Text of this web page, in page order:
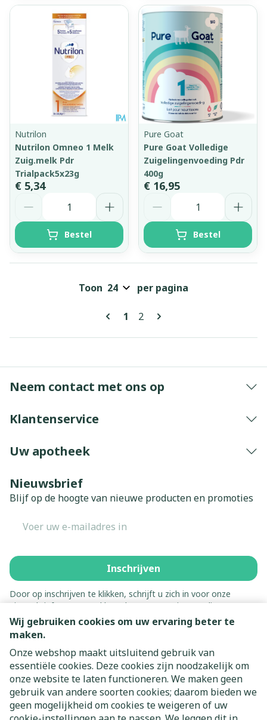
Wij gebruiken cookies om uw ervaring beter te
maken.
Onze webshop maakt uitsluitend gebruik van
essentiële cookies. Deze cookies zijn noodzakelijk om
onze website te laten functioneren. We maken geen
gebruik van andere soorten cookies; daarom bieden we
geen mogelijkheid om cookies te weigeren of uw
Nutrilon
Nutrilon Omneo 1 Melk
Zuig.melk Pdr
Trialpack5x23g
€ 5,34
Bestel
Pure Goat
Pure Goat Volledige
Zuigelingenvoeding Pdr
400g
€ 16,95
Bestel
Pagina's
U lees momenteel pagina
1 Pagina
2
Toon per pagina
Neem contact met ons op
Klantenservice
Uw apotheek
Nieuwsbrief
Blijf op de hoogte van nieuwe producten en promoties
Inschrijven
Door op inschrijven te klikken, schrijft u zich in voor onze
nieuwsbrief en gaat u akkoord met onzeprivacy policy.